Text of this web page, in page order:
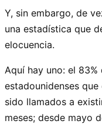
Y, sin embargo, de
una estadística que
elocuencia.
Aquí hay uno: el
estadounidenses
sido llamados a
meses; desde mayo